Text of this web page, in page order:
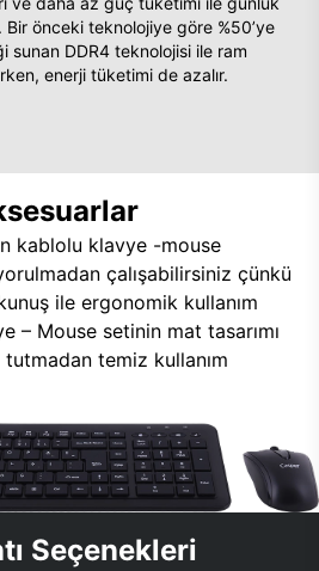
Bir önceki teknolojiye göre %50’ye
sunan DDR4 teknolojisi ile ram
enerji tüketimi de azalır.
kablolu klavye -mouse
çalışabilirsiniz çünkü
ile ergonomik kullanım
– Mouse setinin mat tasarımı
temiz kullanım
Seçenekleri